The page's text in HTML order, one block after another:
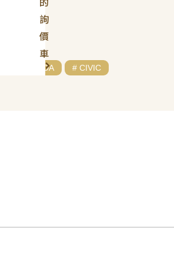
的
詢
價
車
# HONDA # CIVIC